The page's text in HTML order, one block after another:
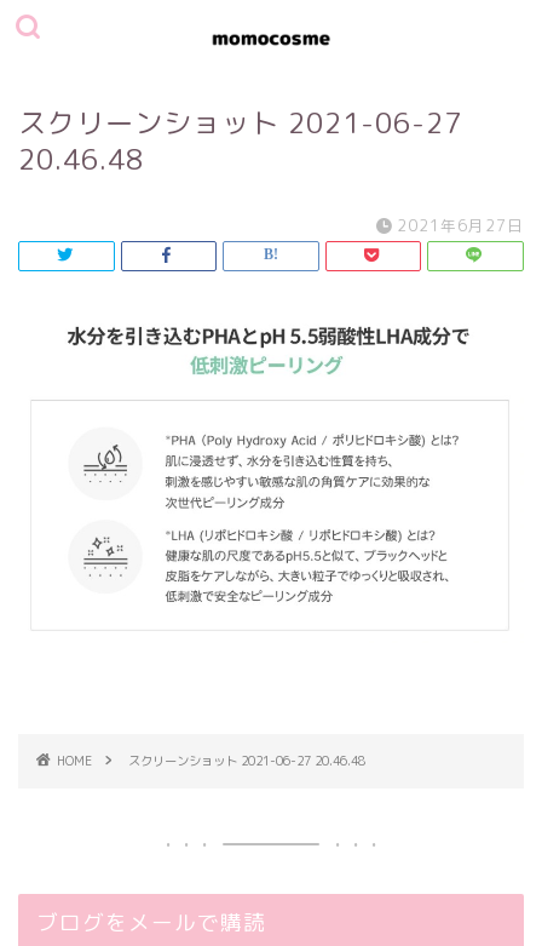
スクリーンショット 2021-06-27
20.46.48
2021年6月27日
HOME スクリーンショット 2021-06-27 20.46.48
ブログをメールで購読